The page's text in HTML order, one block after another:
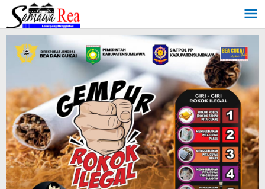
Lewati
konten